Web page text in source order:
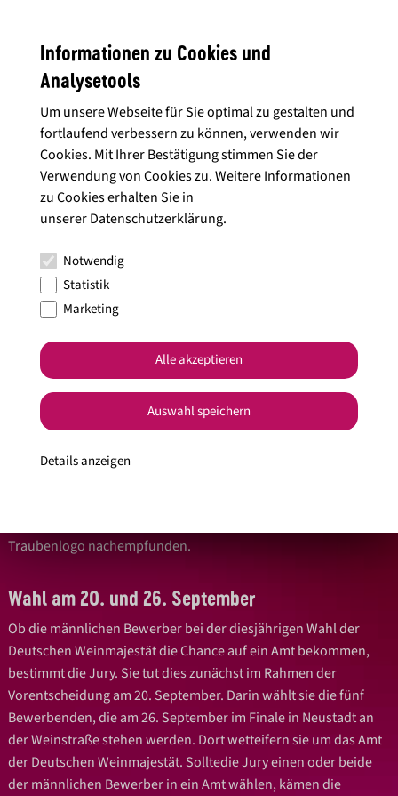
Anlass, um auf einer Veranstaltung ins Gespräch zu kommen“,
erläuterte die DWI-Chefin.
Der Krone nachempfunden
Bei der handwerklichen Gestaltung der Ketten haben ihre
Entwickler auf ein modernes und leichtes Design geachtet. Es
interpretiert die Formsprache der Krone der Deutschen
Weinkönigin. Sieben grüne Turmaline und sechs rote Granate
Weinbaugebiete. Und sie stehen ebenso für den heimischen
Weiß- und Rotwein.
Traubenlogo nachempfunden.
Wahl am 20. und 26. September
Ob die männlichen Bewerber bei der diesjährigen Wahl der
Deutschen Weinmajestät die Chance auf ein Amt bekommen,
bestimmt die Jury. Sie tut dies zunächst im Rahmen der
Vorentscheidung am 20. September. Darin wählt sie die fünf
Bewerbenden, die am 26. September im Finale in Neustadt an
der Weinstraße stehen werden. Dort wetteifern sie um das Amt
der Deutschen Weinmajestät. Solltedie Jury einen oder beide
der männlichen Bewerber in ein Amt wählen, kämen die
Informationen zu Cookies und
Analysetools
Um unsere Webseite für Sie optimal zu gestalten und
fortlaufend verbessern zu können, verwenden wir
Cookies. Mit Ihrer Bestätigung stimmen Sie der
Verwendung von Cookies zu. Weitere Informationen
zu Cookies erhalten Sie in
unsererDatenschutzerklärung.
Notwendig
Statistik
Marketing
Details anzeigen
Auswahl speichern
Alle akzeptieren